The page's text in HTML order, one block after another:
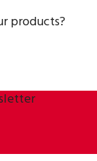
products?